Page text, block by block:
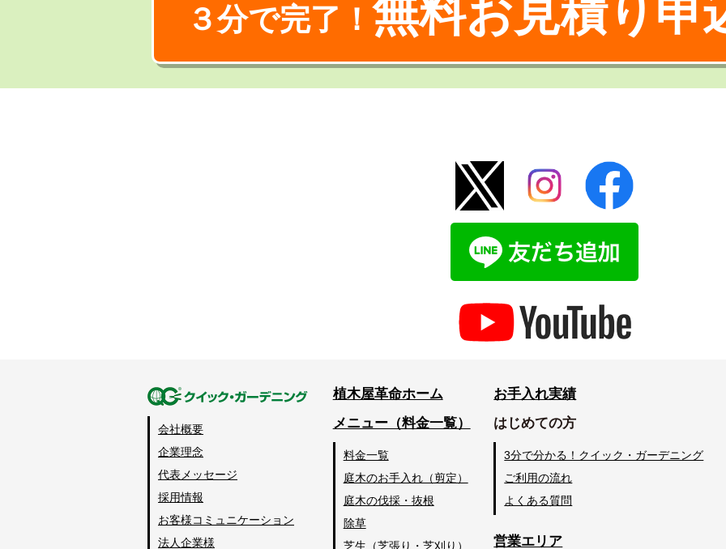
３分で完了！ 無料お見積り申
会社概要
企業理念
代表メッセージ
採用情報
お客様コミュニケーション
法人企業様
植木屋革命ホーム
メニュー（料金一覧）
料金一覧
庭木のお手入れ（剪定）
庭木の伐採・抜根
除草
芝生（芝張り・芝刈り）
お手入れ実績
はじめての方
3分で分かる！クイック・ガーデニング
ご利用の流れ
よくある質問
営業エリア